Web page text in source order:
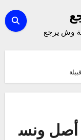
وش يرجع
أصل ونس